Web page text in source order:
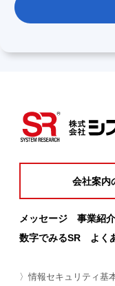
会社案内
メッセージ 事業紹介
数字でみるSR
よく
〉情報セキュリティ基